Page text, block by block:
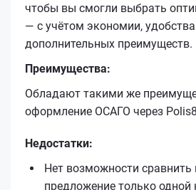
чтобы вы смогли выбрать
— с учётом экономии,
дополнительных преимуществ.
Преимущества:
Обладают такими же
оформление ОСАГО через
Недостатки:
Нет возможности
предложение только одной